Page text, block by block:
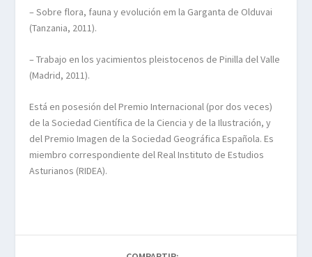
– Sobre flora, fauna y evolución em la Garganta de Olduvai
(Tanzania, 2011).
– Trabajo en los yacimientos pleistocenos de Pinilla del Valle
(Madrid, 2011).
Está en posesión del Premio Internacional (por dos veces)
de la Sociedad Científica de la Ciencia y de la Ilustración, y
del Premio Imagen de la Sociedad Geográfica Española. Es
miembro correspondiente del Real Instituto de Estudios
Asturianos (RIDEA).